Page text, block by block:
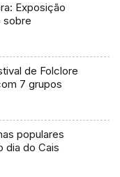
Exposição
sobre
de Folclore
7 grupos
populares
dia do Cais